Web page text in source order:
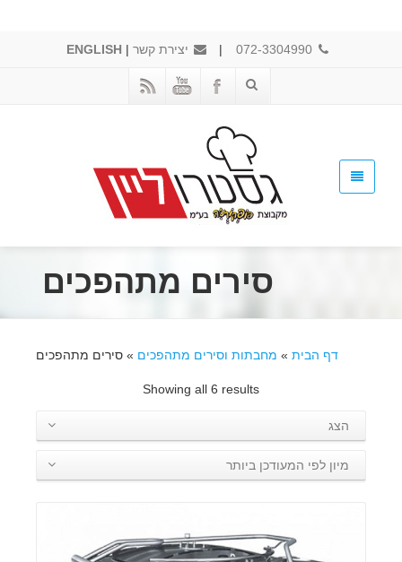
072-3304990
| יצירת קשר |
ENGLISH
סירים מתהפכים
דף הבית » מחבתות וסירים מתהפכים » סירים מתהפכים
Showing all 6 results
הצג
מיון לפי המעודכן ביותר